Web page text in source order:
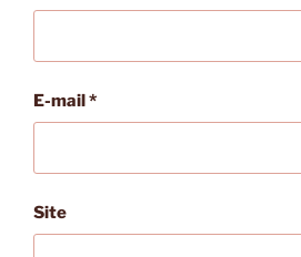
E-mail*
Site